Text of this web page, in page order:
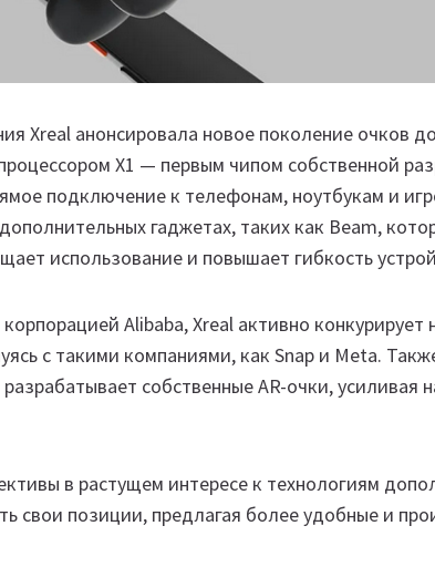
Xreal анонсировала новое поколение очков
X1 — первым чипом собственной
подключение к телефонам, ноутбукам и
гаджетах, таких как Beam,
использование и повышает гибкость
Alibaba, Xreal активно конкурирует
с такими компаниями, как Snap и Meta.
собственные AR-очки, усиливая
в растущем интересе к технологиям
свои позиции, предлагая более удобные и